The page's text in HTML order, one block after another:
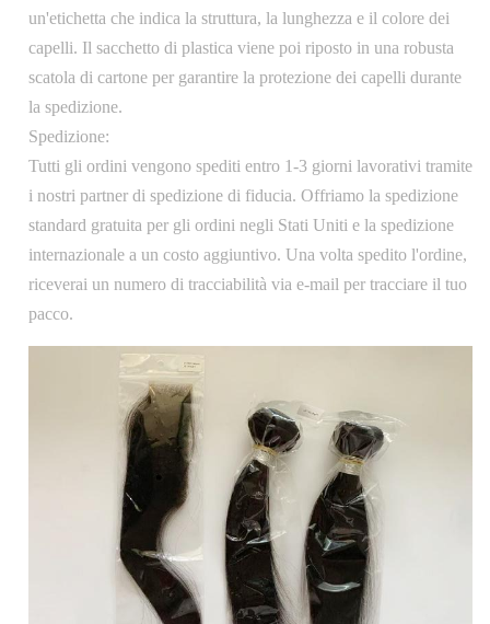
un'etichetta che indica la struttura, la lunghezza e il colore dei
capelli. Il sacchetto di plastica viene poi riposto in una robusta
scatola di cartone per garantire la protezione dei capelli durante
la spedizione.
Spedizione:
Tutti gli ordini vengono spediti entro 1-3 giorni lavorativi tramite
i nostri partner di spedizione di fiducia. Offriamo la spedizione
standard gratuita per gli ordini negli Stati Uniti e la spedizione
internazionale a un costo aggiuntivo. Una volta spedito l'ordine,
riceverai un numero di tracciabilità via e-mail per tracciare il tuo
pacco.